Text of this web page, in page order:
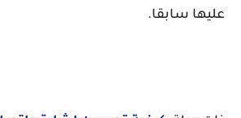
عليها سابقا.